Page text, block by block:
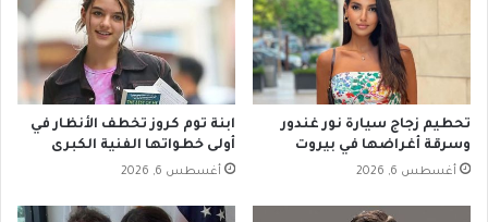
تحطيم زجاج سيارة نور غندور
وسرقة أغراضها في بيروت
أغسطس 6, 2026
ابنة توم كروز تخطف الأنظار في
أولى خطواتها الفنية الكبرى
أغسطس 6, 2026